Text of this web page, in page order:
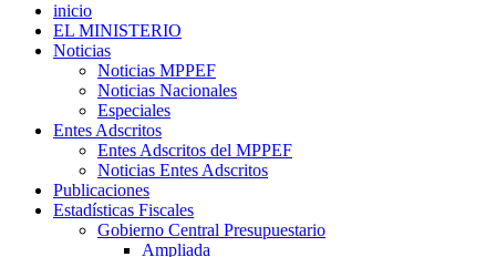
inicio
EL MINISTERIO
Noticias
Noticias MPPEF
Noticias Nacionales
Especiales
Entes Adscritos
Entes Adscritos del MPPEF
Noticias Entes Adscritos
Publicaciones
Estadísticas Fiscales
Gobierno Central Presupuestario
Ampliada